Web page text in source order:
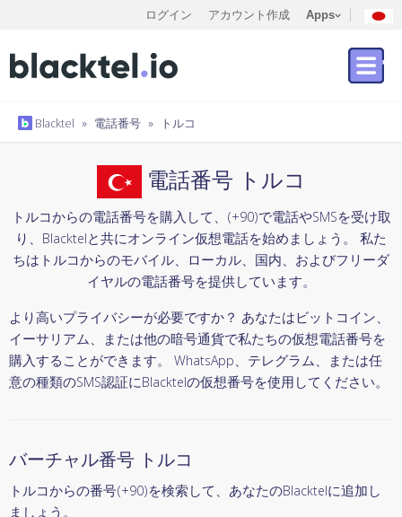
ログイン アカウント作成 Apps
Blacktel » 電話番号 » トルコ
電話番号 トルコ
トルコからの電話番号を購入して、(+90)で電話やSMSを受け取
り、Blacktelと共にオンライン仮想電話を始めましょう。 私た
ちはトルコからのモバイル、ローカル、国内、およびフリーダ
イヤルの電話番号を提供しています。
より高いプライバシーが必要ですか？ あなたはビットコイン、
イーサリアム、または他の暗号通貨で私たちの仮想電話番号を
購入することができます。 WhatsApp、テレグラム、または任
意の種類のSMS認証にBlacktelの仮想番号を使用してください。
バーチャル番号 トルコ
トルコからの番号(+90)を検索して、あなたのBlacktelに追加し
ましょう。